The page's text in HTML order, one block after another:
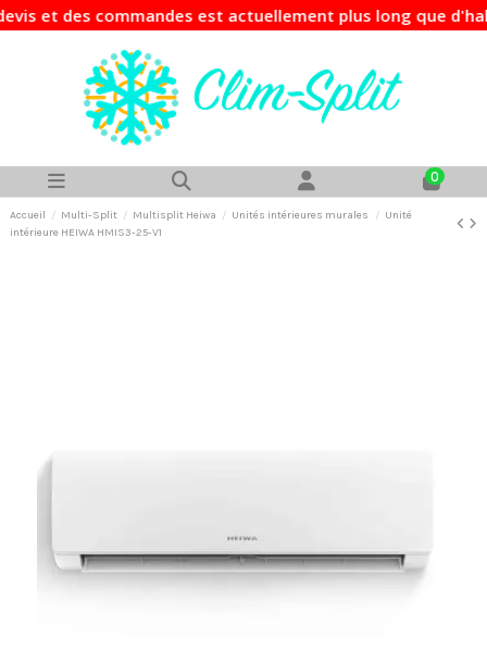
commandes est actuellement plus long que
0
Accueil Multi-Split Multisplit Heiwa Unités intérieures murales
Unité
intérieure HEIWA HMIS3-25-V1